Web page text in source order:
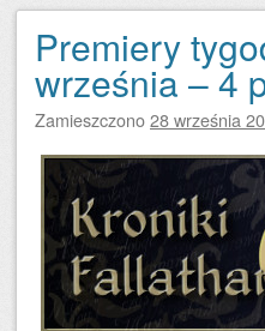
Premiery
września – 4
Zamieszczono28 września